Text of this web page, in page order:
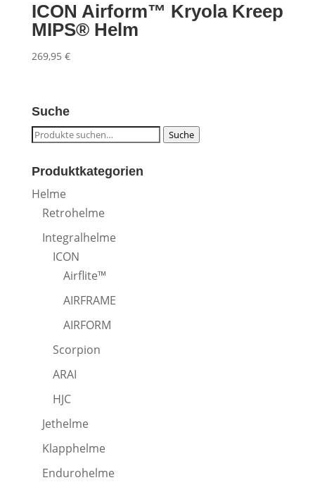
ICON Airform™ Kryola Kreep
MIPS® Helm
269,95 €
Suche
Suche
Suche
Produktkategorien
Helme
Retrohelme
Integralhelme
ICON
Airflite™
AIRFRAME
AIRFORM
Scorpion
ARAI
HJC
Jethelme
Klapphelme
Endurohelme